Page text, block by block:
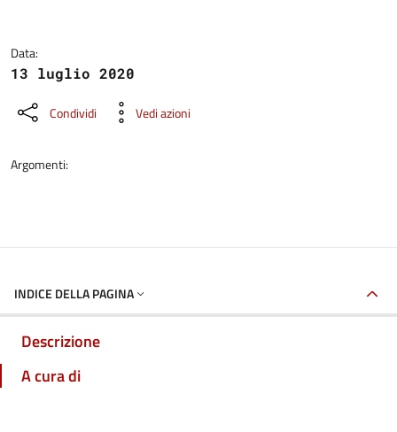
Data:
13 luglio 2020
Condividi Vedi azioni
Argomenti:
INDICE DELLA PAGINA
Descrizione
A cura di